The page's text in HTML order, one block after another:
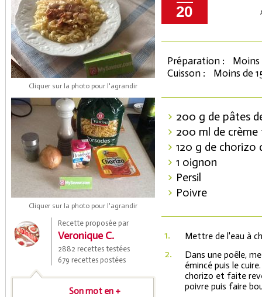
Cliquer sur la photo pour l'agrandir
Cliquer sur la photo pour l'agrandir
Recette proposée par
Veronique C.
2882 recettes testées
679 recettes postées
Son mot en +
20
Préparation :
Moins
Cuisson :
Moins de
200 g de pâtes
200 ml de crème
120 g de
1 oignon
Persil
Poivre
1. Mettre de l'eau à
2.
Dans une poêle,
émincé puis le
chorizo et faite
poivre puis faire